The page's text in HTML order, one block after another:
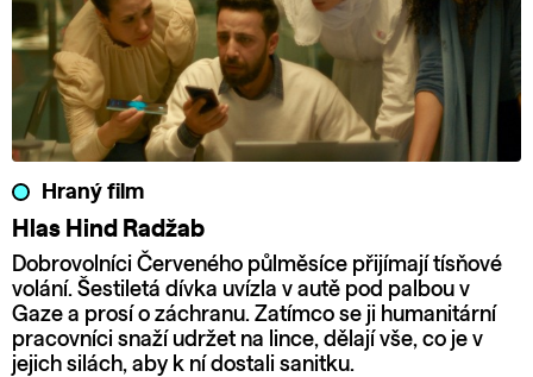
Hraný film
Hlas Hind Radžab
Dobrovolníci Červeného půlměsíce přijímají tísňové
volání. Šestiletá dívka uvízla v autě pod palbou v
Gaze a prosí o záchranu. Zatímco se ji humanitární
pracovníci snaží udržet na lince, dělají vše, co je v
jejich silách, aby k ní dostali sanitku.